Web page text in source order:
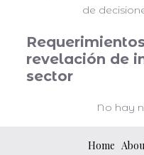
de
revelación de
sector
No hay
Home